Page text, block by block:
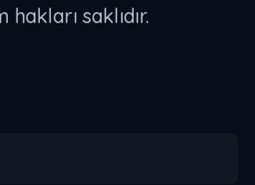
saklıdır.